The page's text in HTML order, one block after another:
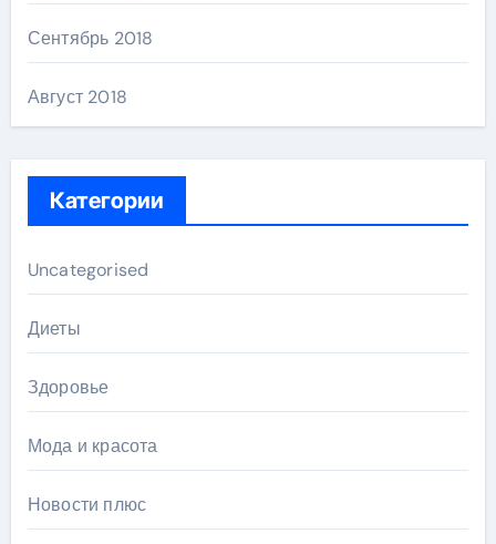
Сентябрь 2018
Август 2018
Категории
Uncategorised
Диеты
Здоровье
Мода и красота
Новости плюс